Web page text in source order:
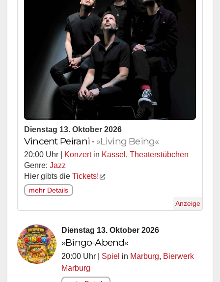
Dienstag 13. Oktober 2026
Vincent Peirani • »Living Being«
20:00 Uhr | Konzertin Kassel , Theaterstübchen
Genre: Jazz
Hier gibts die Tickets!
mehr Details
Anzeige
Dienstag 13. Oktober 2026
»Bingo-Abend«
20:00 Uhr | Spiel in Marburg, Bierwerk
Marburg